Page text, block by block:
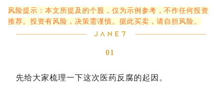
风险提示：本文所提及的个股，仅为示例参考，不作任何投资
推荐。投资有风险，决策需谨慎。据此买卖，请自担风险。
01
先给大家梳理一下这次医药反腐的起因。